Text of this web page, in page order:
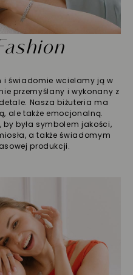
i świadomie wcielamy ją w
przemyślany i wykonany z
Nasza biżuteria ma
ale także emocjonalną.
by była symbolem jakości,
a także świadomym
produkcji.